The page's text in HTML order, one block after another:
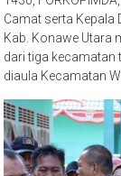
Camat serta Kepala
Kab. Konawe Utara
dari tiga kecamatan
diaula Kecamatan